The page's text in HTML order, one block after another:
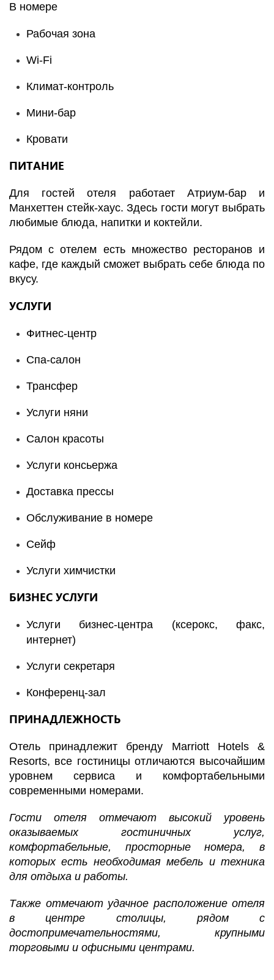
В номере
Рабочая зона
Wi-Fi
Климат-контроль
Мини-бар
Кровати
ПИТАНИЕ
Для гостей отеля работает Атриум-бар и
Манхеттен стейк-хаус. Здесь гости могут выбрать
любимые блюда, напитки и коктейли.
Рядом с отелем есть множество ресторанов и
кафе, где каждый сможет выбрать себе блюда по
вкусу.
УСЛУГИ
Фитнес-центр
Спа-салон
Трансфер
Услуги няни
Салон красоты
Услуги консьержа
Доставка прессы
Обслуживание в номере
Сейф
Услуги химчистки
БИЗНЕС УСЛУГИ
Услуги бизнес-центра (ксерокс, факс,
интернет)
Услуги секретаря
Конференц-зал
ПРИНАДЛЕЖНОСТЬ
Отель принадлежит бренду Marriott Hotels &
Resorts, все гостиницы отличаются высочайшим
уровнем сервиса и комфортабельными
современными номерами.
Гости отеля отмечают высокий уровень
оказываемых гостиничных услуг,
комфортабельные, просторные номера, в
которых есть необходимая мебель и техника
для отдыха и работы.
Также отмечают удачное расположение отеля
в центре столицы, рядом с
достопримечательностями, крупными
торговыми и офисными центрами.